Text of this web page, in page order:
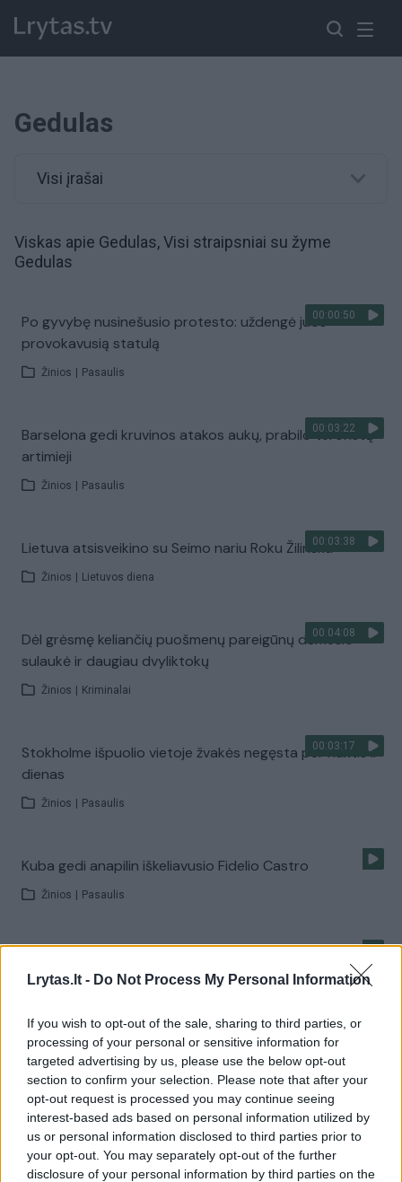
Lrytas.lt - Do Not Process My Personal Information
If you wish to opt-out of the sale, sharing to third parties, or
processing of your personal or sensitive information for
targeted advertising by us, please use the below opt-out
section to confirm your selection. Please note that after your
opt-out request is processed you may continue seeing
interest-based ads based on personal information utilized by
us or personal information disclosed to third parties prior to
your opt-out. You may separately opt-out of the further
disclosure of your personal information by third parties on the
Gedulas
Visi įrašai
Viskas apie Gedulas, Visi straipsniai su žyme
Gedulas
00:00:50
Po gyvybę nusinešusio protesto: uždengė juos
provokavusią statulą
Žinios Pasaulis
00:03:22
Barselona gedi kruvinos atakos aukų, prabilo teroristų
artimieji
Žinios Pasaulis
00:03:38
Lietuva atsisveikino su Seimo nariu Roku Žilinsku
Žinios Lietuvos diena
00:04:08
Dėl grėsmę keliančių puošmenų pareigūnų dėmesio
sulaukė ir daugiau dvyliktokų
Žinios Kriminalai
00:03:17
Stokholme išpuolio vietoje žvakės negęsta per naktis ir
dienas
Žinios Pasaulis
Kuba gedi anapilin iškeliavusio Fidelio Castro
Žinios Pasaulis
perimti sosto
Tūkstančiai žmonių rauda bažnyčioje nužudytų žmonių
Žinios | Pasaulis
Susitaikymas su mirtimi: gedulas yra reikalingas I